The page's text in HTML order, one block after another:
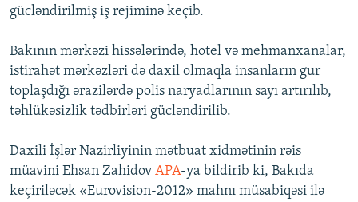
ARAŞDIRMA
MULTIMEDIA
VIDEO
FOTOQALEREYA
KARIKATURA
RADIO ARXIV
OXU ZALI
İSLAM VƏ DEMOKRATIYA
İZ - MƏDƏNIYYƏT PROQRAMI
HAQQIMIZDA
PEŞƏ ETIKASI VƏ JURNALISTIKA STANDARTLARIMIZ
MATERIALLARIMIZDAN ISTIFADƏ
BIZI IZLƏ
gücləndirilmiş iş rejiminə keçib.
Bakının mərkəzi hissələrində, hotel və mehmanxanalar,
istirahət mərkəzləri də daxil olmaqla insanların gur
toplaşdığı ərazilərdə polis naryadlarının sayı artırılıb,
təhlükəsizlik tədbirləri gücləndirilib.
Daxili İşlər Nazirliyinin mətbuat xidmətinin rəis
müavini Ehsan Zahidov APA-ya bildirib ki, Bakıda
keçiriləcək «Eurovision-2012» mahnı müsabiqəsi ilə